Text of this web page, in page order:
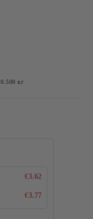
0.500 кг
€3.62
€3.77